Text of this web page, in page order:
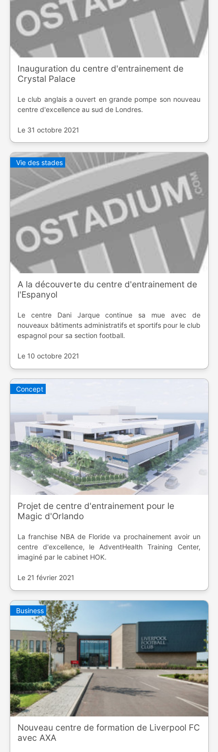
Inauguration du centre d'entrainement de
Crystal Palace
Le club anglais a ouvert en grande pompe son nouveau
centre d'excellence au sud de Londres.
Le 31 octobre 2021
Vie des stades
A la découverte du centre d'entrainement de
l'Espanyol
Le centre Dani Jarque continue sa mue avec de
nouveaux bâtiments administratifs et sportifs pour le club
espagnol pour sa section football.
Le 10 octobre 2021
Concept
Projet de centre d'entrainement pour le
Magic d'Orlando
La franchise NBA de Floride va prochainement avoir un
centre d'excellence, le AdventHealth Training Center,
imaginé par le cabinet HOK.
Le 21 février 2021
Business
Nouveau centre de formation de Liverpool FC
avec AXA